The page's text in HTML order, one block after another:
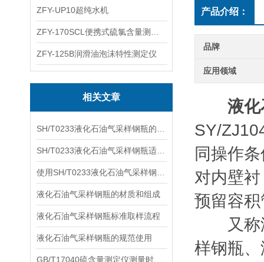
ZFY-UP10超纯水机
ZFY-125B润滑油泡沫特性测定仪
相关文章
液化石油气采样钢瓶的材质和组成
液化石油气采样钢瓶标准取样流程
液化石油气采样钢瓶的规范使用
产品介绍：
品牌
应用领域
液
SY/
同操作
对内壁
预留容
又称液
样钢瓶